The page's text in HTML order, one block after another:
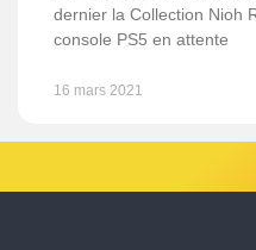
dernier la Collection Nioh
console PS5 en attente
16 mars 2021